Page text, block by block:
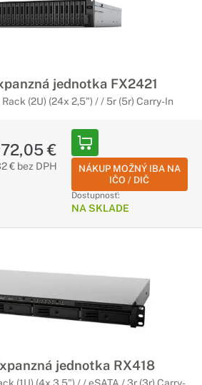
jednotka FX2421
(2U) (24x 2,5") / / 5r (5r) Carry-In
€
€ bez DPH
NÁKUP MOŽNÝ IBA NA
IČO / DIČ
Dostupnosť:
NA SKLADE
jednotka RX418
(1U) (4x 3,5") / / eSATA / 3r (3r) Carry-